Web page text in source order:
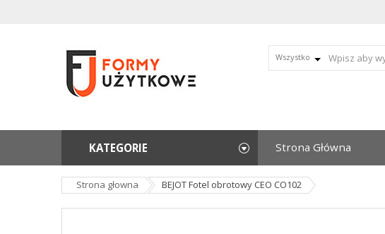
Wszystko
Strona Główna
KATEGORIE
Strona głowna BEJOT Fotel obrotowy CEO CO102